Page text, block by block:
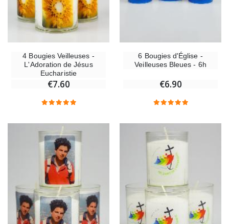
4 Bougies Veilleuses -
L'Adoration de Jésus
Eucharistie
€7.60
6 Bougies d'Église -
Veilleuses Bleues - 6h
€6.90